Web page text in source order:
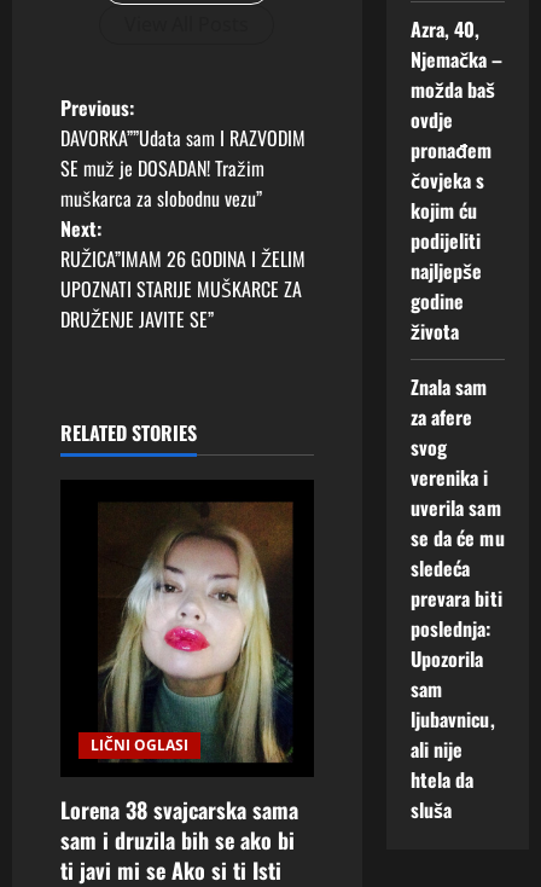
P
o
s
t
n
v
i
n
Previous:
DAVORKA””Udata sam I RAZVODIM
SE muž je DOSADAN! Tražim
muškarca za slobodnu vezu”
Next:
RUŽICA”IMAM 26 GODINA I ŽELIM
UPOZNATI STARIJE MUŠKARCE ZA
DRUŽENJE JAVITE SE”
RELATED STORIES
LIČNI OGLASI
Lorena 38 svajcarska sama
sam i druzila bih se ako bi
ti javi mi se Ako si ti Isti
Azra, 40,
Njemačka –
možda baš
ovdje
pronađem
čovjeka s
kojim ću
podijeliti
najljepše
godine
života
Znala sam
za afere
svog
verenika i
uverila sam
se da će mu
sledeća
prevara biti
poslednja:
Upozorila
sam
ljubavnicu,
ali nije
htela da
sluša